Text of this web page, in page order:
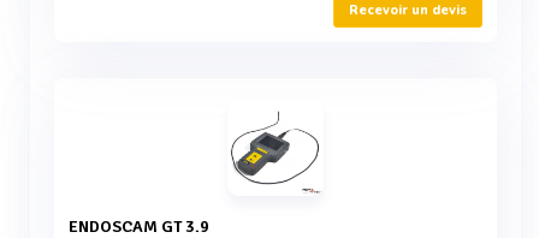
Recevoir un devis
ENDOSCAM GT 3.9